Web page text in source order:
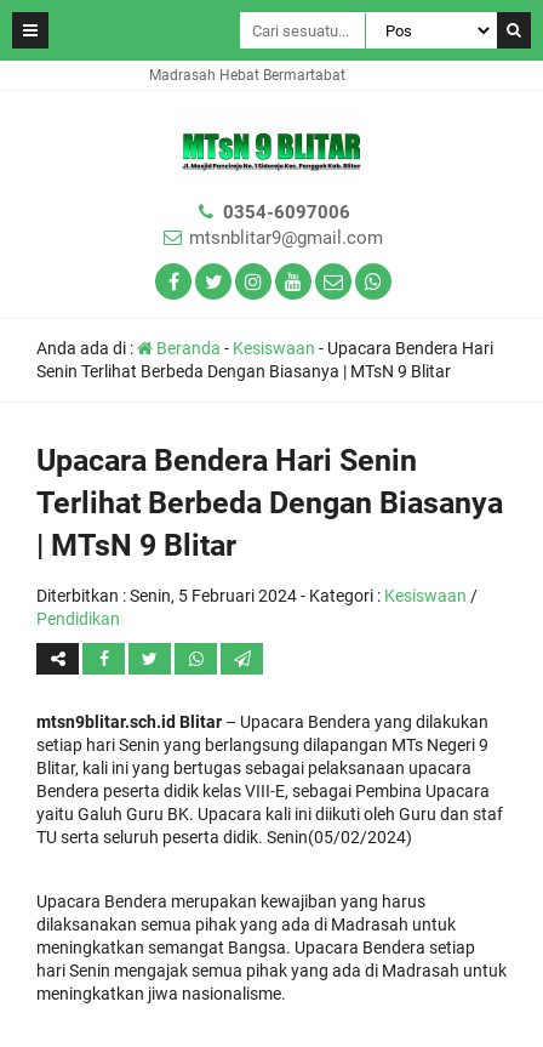
Madrasah Hebat Bermartabat
0354-6097006
mtsnblitar9@gmail.com
Anda ada di : Beranda - Kesiswaan - Upacara Bendera Hari
Senin Terlihat Berbeda Dengan Biasanya | MTsN 9 Blitar
Upacara Bendera Hari Senin
Terlihat Berbeda Dengan Biasanya
| MTsN 9 Blitar
Diterbitkan :Senin, 5 Februari 2024- Kategori : Kesiswaan /
Pendidikan
mtsn9blitar.sch.id Blitar – Upacara Bendera yang dilakukan
setiap hari Senin yang berlangsung dilapangan MTs Negeri 9
Blitar, kali ini yang bertugas sebagai pelaksanaan upacara
Bendera peserta didik kelas VIII-E, sebagai Pembina Upacara
yaitu Galuh Guru BK. Upacara kali ini diikuti oleh Guru dan staf
TU serta seluruh peserta didik. Senin(05/02/2024)
Upacara Bendera merupakan kewajiban yang harus
dilaksanakan semua pihak yang ada di Madrasah untuk
meningkatkan semangat Bangsa. Upacara Bendera setiap
hari Senin mengajak semua pihak yang ada di Madrasah untuk
meningkatkan jiwa nasionalisme.